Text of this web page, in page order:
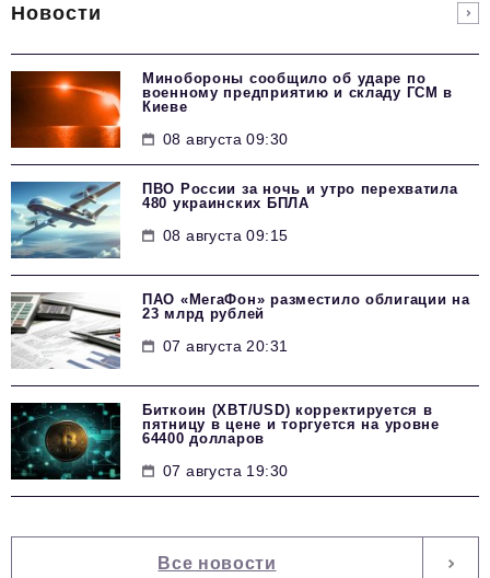
Новости
Минобороны сообщило об ударе по
военному предприятию и складу ГСМ в
Киеве
08 августа 09:30
ПВО России за ночь и утро перехватила
480 украинских БПЛА
08 августа 09:15
ПАО «МегаФон» разместило облигации на
23 млрд рублей
07 августа 20:31
Биткоин (XBT/USD) корректируется в
пятницу в цене и торгуется на уровне
64400 долларов
07 августа 19:30
Все новости